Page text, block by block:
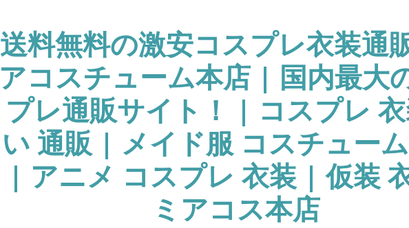
送料無料の激安コスプレ衣装通
アコスチューム本店 | 国内最大
プレ通販サイト！ | コスプレ
い 通販 | メイド服 コスチュー
| アニメ コスプレ 衣装 | 仮装
ミアコス本店